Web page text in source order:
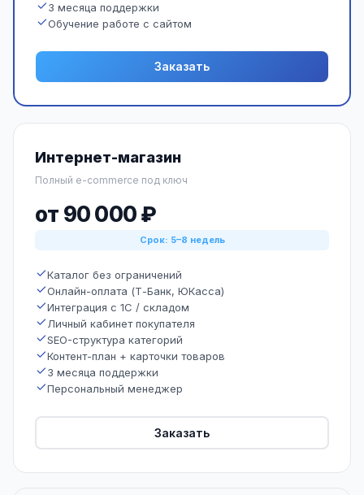
3 месяца поддержки
Обучение работе с сайтом
Заказать
Интернет-магазин
Полный e-commerce под ключ
от 90 000 ₽
Срок: 5–8 недель
Каталог без ограничений
Онлайн-оплата (Т-Банк, ЮКасса)
Интеграция с 1С / складом
Личный кабинет покупателя
SEO-структура категорий
Контент-план + карточки товаров
3 месяца поддержки
Персональный менеджер
Заказать